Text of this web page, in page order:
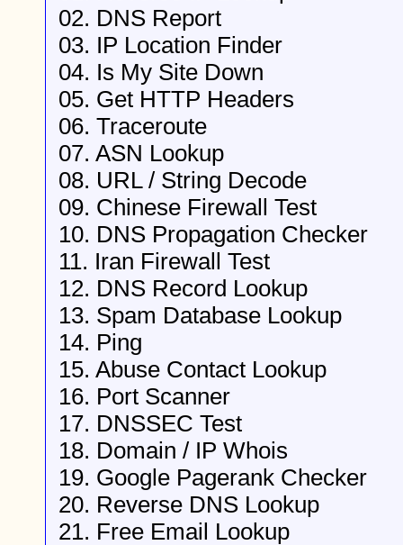
02. DNS Report
03. IP Location Finder
04. Is My Site Down
05. Get HTTP Headers
06. Traceroute
07. ASN Lookup
08. URL / String Decode
09. Chinese Firewall Test
10. DNS Propagation Checker
11. Iran Firewall Test
12. DNS Record Lookup
13. Spam Database Lookup
14. Ping
15. Abuse Contact Lookup
16. Port Scanner
17. DNSSEC Test
18. Domain / IP Whois
19. Google Pagerank Checker
20. Reverse DNS Lookup
21. Free Email Lookup